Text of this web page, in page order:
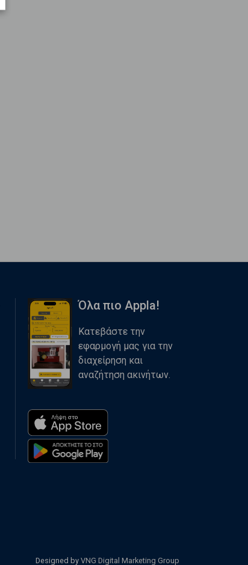
Όλα πιο Appla!
Κατεβάστε την
εφαρμογή μας για την
διαχείρηση και
αναζήτηση ακινήτων.
Designed by VNG Digital Marketing Group